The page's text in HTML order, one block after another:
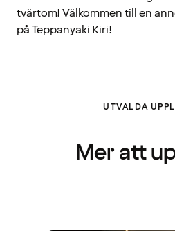
tvärtom! Välkommen till en
på Teppanyaki Kiri!
UTVALDA
Mer att